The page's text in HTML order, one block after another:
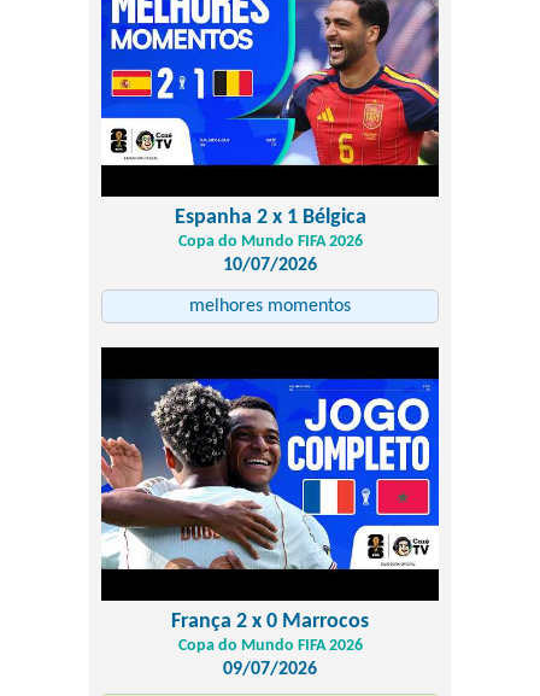
Espanha 2 x 1 Bélgica
Copa do Mundo FIFA 2026
10/07/2026
melhores momentos
França 2 x 0 Marrocos
Copa do Mundo FIFA 2026
09/07/2026